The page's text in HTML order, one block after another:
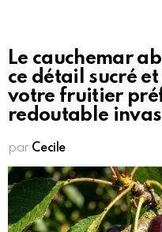
Le cauchemar
ce détail sucré
votre fruitier
redoutable
par Cecile